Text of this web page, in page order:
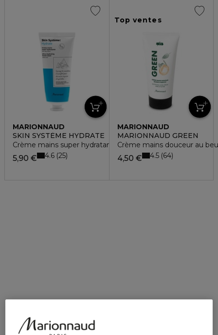
MARIONNAUD
SKIN SYSTÈME HYDRATE
Crème mains super hydratante
5,90 € 4.6 25
Top ventes
MARIONNAUD
MARIONNAUD GREEN
Crème mains douceur au
4,50 € 4.5 64